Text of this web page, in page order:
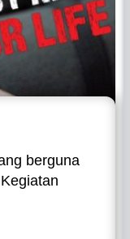
berguna